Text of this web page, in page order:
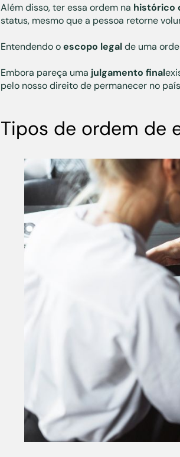
Além disso, ter essa ordem na histórico
status, mesmo que a pessoa retorne
Entendendo oescopo legalde uma
Embora pareça uma julgamento final
pelo nosso direito de permanecer no
Tipos de ordem de